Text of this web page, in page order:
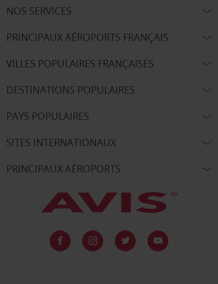
NOS SERVICES
PRINCIPAUX AÉROPORTS FRANÇAIS
VILLES POPULAIRES FRANÇAISES
DESTINATIONS POPULAIRES
PAYS POPULAIRES
SITES INTERNATIONAUX
PRINCIPAUX AÉROPORTS